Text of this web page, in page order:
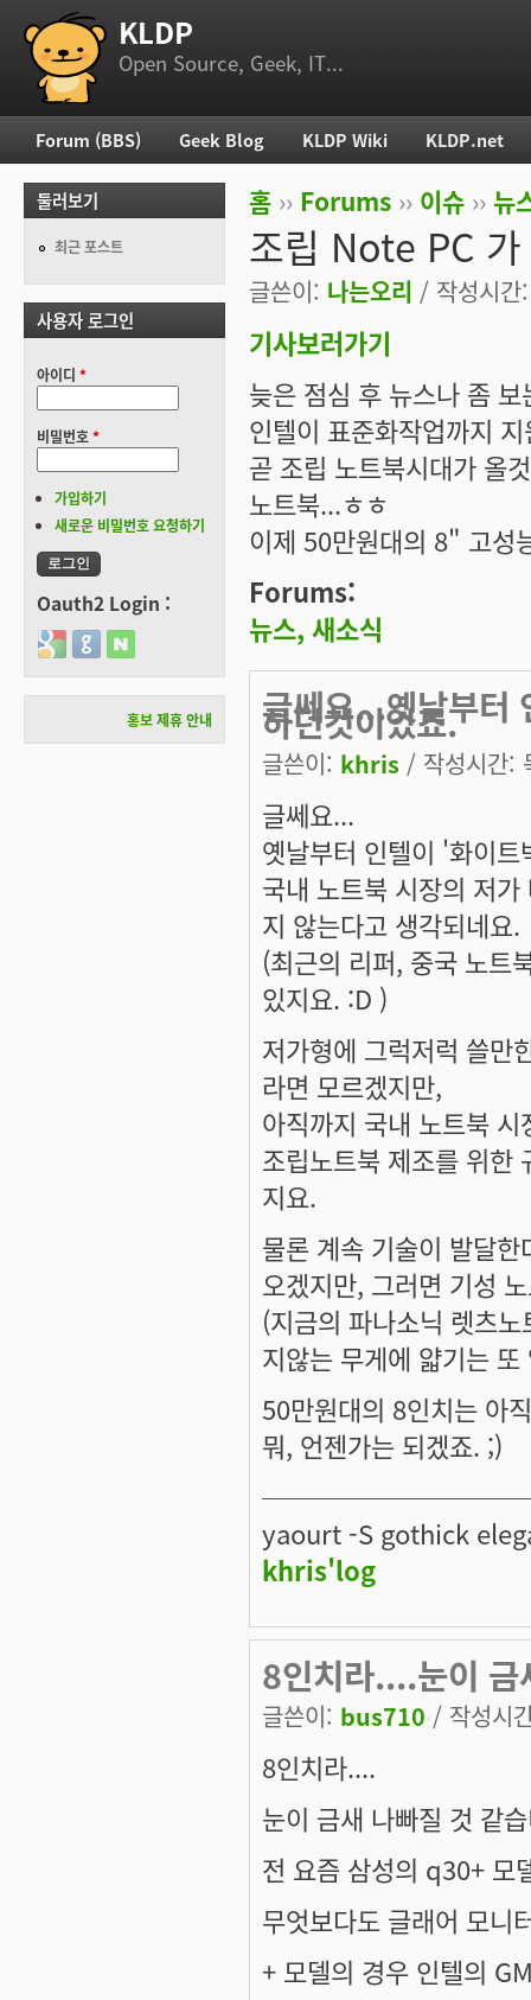
부 메뉴 KLDP
Open Source, Geek, IT...
현재 위치
홈 ›› Forums ›› 이슈 ›› 뉴
조립 Note PC
글쓴이: 나는오리 / 작성시
기사보러가기
늦은 점심 후 뉴스나 좀
인텔이 표준화작업까지
곧 조립 노트북시대가 올
노트북...ㅎㅎ
이제 50만원대의 8" 고성
Forums:
뉴스, 새소식
글쎄요...옛날부터
하던것이었죠.
글쓴이: khris / 작성시간:
글쎄요...
옛날부터 인텔이 '화이
국내 노트북 시장의 저
지 않는다고 생각되네요.
(최근의 리퍼, 중국 노트
있지요. :D )
저가형에 그럭저럭 쓸만
라면 모르겠지만,
아직까지 국내 노트북
조립노트북 제조를 위한
지요.
물론 계속 기술이 발달
오겠지만, 그러면 기성
(지금의 파나소닉 렛츠
지않는 무게에 얇기는
50만원대의 8인치는 아
뭐, 언젠가는 되겠죠. ;)
yaourt -S gothick
khris'log
8인치라....눈이 금
글쓴이: bus710 / 작성시
8인치라....
눈이 금새 나빠질 것 같
전 요즘 삼성의 q30+ 모
무엇보다도 글래어 모니
+ 모델의 경우 인텔의
주 메뉴
Forum (BBS) Geek Blog KLDP Wiki KLDP.net
둘러보기
최근 포스트
사용자 로그인
아이디 *
비밀번호*
가입하기
새로운 비밀번호 요청하기
Oauth2 Login :
Login with Google
Login with GitHub
Login with Naver
홍보 제휴 안내